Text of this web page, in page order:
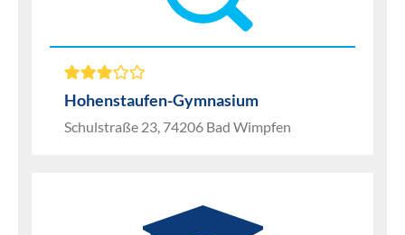
Hohenstaufen-Gymnasium
Schulstraße 23, 74206 Bad Wimpfen